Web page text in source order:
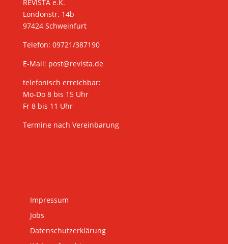
REVISTA e.K.
Londonstr. 14b
97424 Schweinfurt
Telefon: 09721/387190
E-Mail: post@revista.de
telefonisch erreichbar:
Mo-Do 8 bis 15 Uhr
Fr 8 bis 11 Uhr
Termine nach Vereinbarung
Impressum
Jobs
Datenschutzerklärung